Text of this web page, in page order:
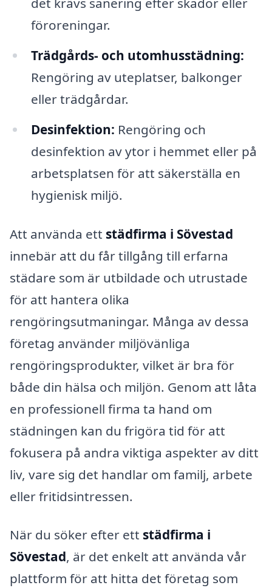
föroreningar.
Trädgårds- och utomhusstädning:
Rengöring av uteplatser, balkonger
eller trädgårdar.
Desinfektion: Rengöring och
desinfektion av ytor i hemmet eller på
arbetsplatsen för att säkerställa en
hygienisk miljö.
Att använda ett städfirma i Sövestad
innebär att du får tillgång till erfarna
städare som är utbildade och utrustade
för att hantera olika
rengöringsutmaningar. Många av dessa
företag använder miljövänliga
rengöringsprodukter, vilket är bra för
både din hälsa och miljön. Genom att låta
en professionell firma ta hand om
städningen kan du frigöra tid för att
fokusera på andra viktiga aspekter av ditt
liv, vare sig det handlar om familj, arbete
eller fritidsintressen.
När du söker efter ett städfirma i
Sövestad, är det enkelt att använda vår
plattform för att hitta det företag som